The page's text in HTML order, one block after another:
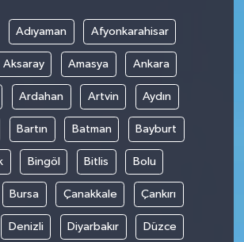
Adıyaman Afyonkarahisar
Aksaray Amasya Ankara
Ardahan Artvin Aydın
Bartın Batman Bayburt
Bingöl Bitlis Bolu
Bursa Çanakkale Çankırı
Denizli Diyarbakır Düzce